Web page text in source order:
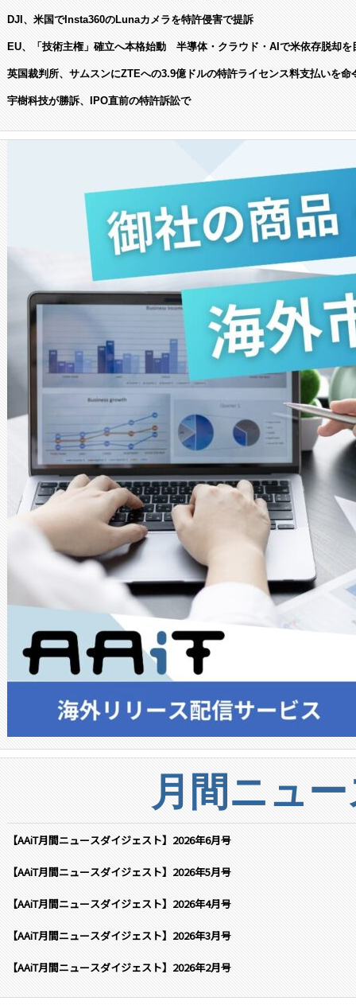
DJI、米国でInsta360のLunaカメラを特許侵害で提訴
EU、「技術主権」確立へ本格始動 半導体・クラウド・AIで米依存脱却を
英国裁判所、サムスンにZTEへの3.9億ドルの特許ライセンス料支払いを命
宇樹科技が勝訴、IPO直前の特許訴訟で
月間ニュ
【AAiT月間ニュースダイジェスト】2026年6月号
【AAiT月間ニュースダイジェスト】2026年5月号
【AAiT月間ニュースダイジェスト】2026年4月号
【AAiT月間ニュースダイジェスト】2026年3月号
【AAiT月間ニュースダイジェスト】2026年2月号